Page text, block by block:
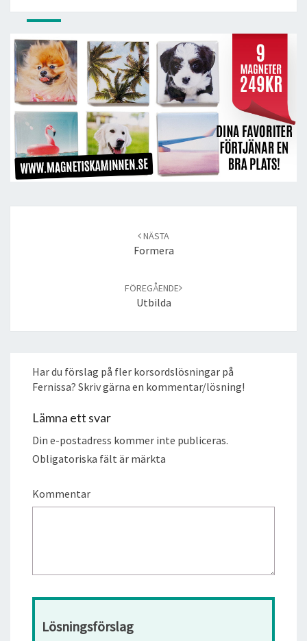
NÄSTA
Formera
FÖREGÅENDE
Utbilda
Har du förslag på fler korsordslösningar på
Fernissa? Skriv gärna en kommentar/lösning!
Lämna ett svar
Din e-postadress kommer inte publiceras.
Obligatoriska fält är märkta
Kommentar
Lösningsförslag